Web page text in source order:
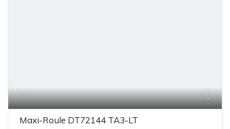
4
Maxi-Roule DT72144 TA3-LT